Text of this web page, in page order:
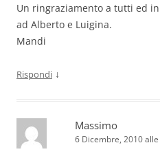
Un ringraziamento a tutti ed
ad Alberto e Luigina.
Mandi
Rispondi ↓
Massimo
6 Dicembre, 2010